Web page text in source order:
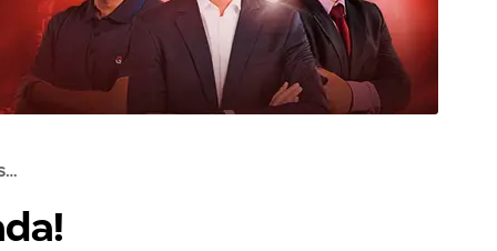
Concurso SES RS: Comissão formada! Saiba mais!